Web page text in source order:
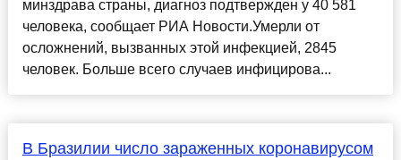
минздрава страны, диагноз подтвержден у 40 581
человека, сообщает РИА Новости.Умерли от
осложнений, вызванных этой инфекцией, 2845
человек. Больше всего случаев инфицирова...
В Бразилии число зараженных коронавирусом